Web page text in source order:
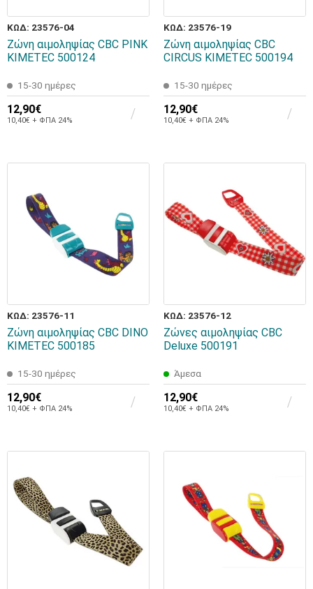
ΚΩΔ: 23576-04
Ζώνη αιμοληψίας CBC PINK
KIMETEC 500124
15-30 ημέρες
12,90€
10,40€ + ΦΠΑ 24%
ΚΩΔ: 23576-19
Ζώνη αιμοληψίας CBC
CIRCUS KIMETEC 500194
15-30 ημέρες
12,90€
10,40€ + ΦΠΑ 24%
ΚΩΔ: 23576-11
Ζώνη αιμοληψίας CBC DINO
KIMETEC 500185
15-30 ημέρες
12,90€
10,40€ + ΦΠΑ 24%
ΚΩΔ: 23576-12
Ζώνες αιμοληψίας CBC
Deluxe 500191
Άμεσα
12,90€
10,40€ + ΦΠΑ 24%